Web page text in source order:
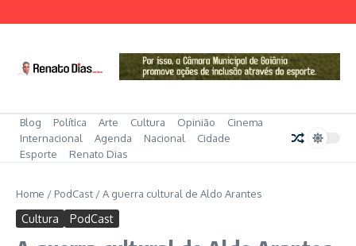
Blog Política Arte Cultura Opinião
Cinema
Internacional
Agenda Nacional
Cidade
Esporte
Renato Dias
Home / PodCast /A guerra cultural de Aldo Arantes
Cultura PodCast